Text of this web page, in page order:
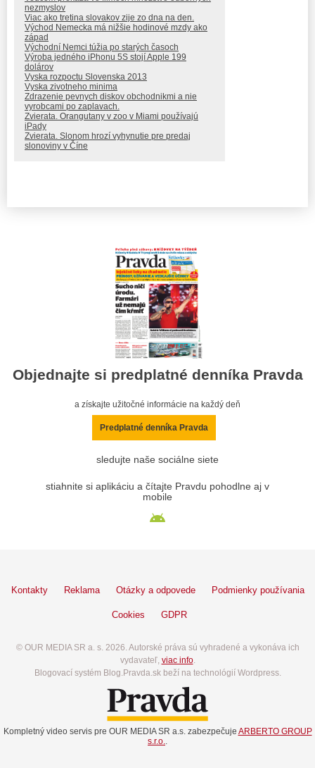
nezmyslov
Viac ako tretina slovakov zije zo dna na den.
Východ Nemecka má nižšie hodinové mzdy ako
západ
Východní Nemci túžia po starých časoch
Výroba jedného iPhonu 5S stojí Apple 199
dolárov
Vyska rozpoctu Slovenska 2013
Vyska zivotneho minima
Zdrazenie pevnych diskov obchodnikmi a nie
vyrobcami po zaplavach.
Zvierata. Orangutany v zoo v Miami používajú
iPady
Zvierata. Slonom hrozí vyhynutie pre predaj
slonoviny v Číne
Objednajte si predplatné denníka Pravda
a získajte užitočné informácie na každý deň
Predplatné denníka Pravda
sledujte naše sociálne siete
stiahnite si aplikáciu a čítajte Pravdu pohodlne aj v
mobile
Kontakty Reklama Otázky a odpovede Podmienky používania
Cookies GDPR
© OUR MEDIA SR a. s. 2026. Autorské práva sú vyhradené a vykonáva ich
vydavateľ, viac info.
Blogovací systém Blog.Pravda.sk beží na technológií Wordpress.
Kompletný video servis pre OUR MEDIA SR a.s. zabezpečuje ARBERTO GROUP
s.r.o.